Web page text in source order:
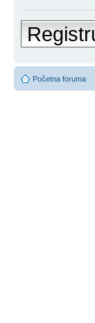
Početna foruma